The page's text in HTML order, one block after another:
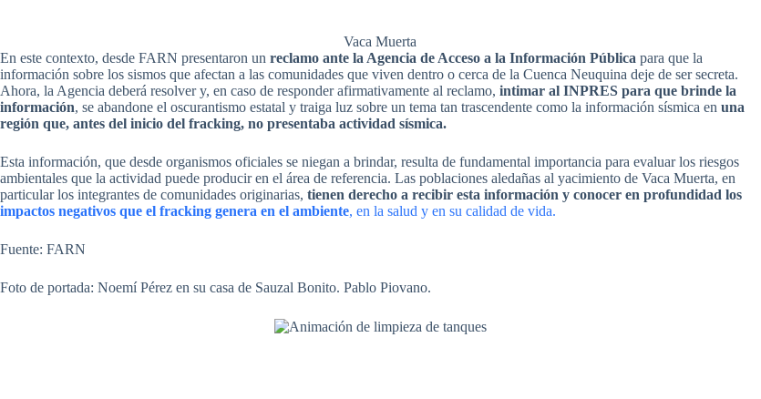
Vaca Muerta
En este contexto, desde FARN presentaron un reclamo ante la Agencia de Acceso a la Información Pública para que la
información sobre los sismos que afectan a las comunidades que viven dentro o cerca de la Cuenca Neuquina deje de ser secreta.
Ahora, la Agencia deberá resolver y, en caso de responder afirmativamente al reclamo, intimar al INPRES para que brinde la
información, se abandone el oscurantismo estatal y traiga luz sobre un tema tan trascendente como la información sísmica en una
región que, antes del inicio del fracking, no presentaba actividad sísmica.
Esta información, que desde organismos oficiales se niegan a brindar, resulta de fundamental importancia para evaluar los riesgos
ambientales que la actividad puede producir en el área de referencia. Las poblaciones aledañas al yacimiento de Vaca Muerta, en
particular los integrantes de comunidades originarias, tienen derecho a recibir esta información y conocer en profundidad los
impactos negativos que el fracking genera en el ambiente, en la salud y en su calidad de vida.
Fuente: FARN
Foto de portada: Noemí Pérez en su casa de Sauzal Bonito. Pablo Piovano.